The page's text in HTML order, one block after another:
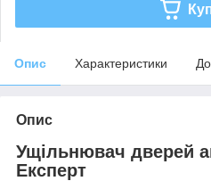
Опис Характеристики
Опис
Ущільнювач дверей
Експерт